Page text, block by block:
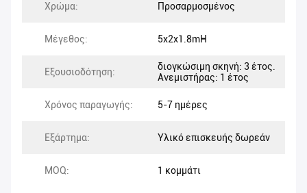
Χρώμα: Προσαρμοσμένος
Μέγεθος: 5x2x1.8mH
Εξουσιοδότηση:
διογκώσιμη σκηνή: 3 έτος.
Ανεμιστήρας: 1 έτος
Χρόνος παραγωγής: 5-7 ημέρες
Εξάρτημα: Υλικό επισκευής δωρεάν
MOQ: 1 κομμάτι